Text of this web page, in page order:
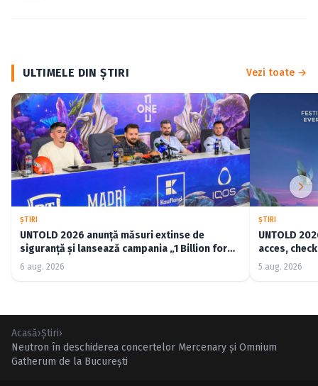
ULTIMELE DIN ŞTIRI Vezi toate →
ŞTIRI
UNTOLD 2026 anunță măsuri extinse de
siguranță și lansează campania „1 Billion for
Good”
6 aug. 2026
ŞTIRI
UNTOLD
acces,
5 aug. 2026
Acasă›Ştiri›
Neutron în deschiderea concertelor Mercenary şi Omnium
Gatherum de la Bucureşti